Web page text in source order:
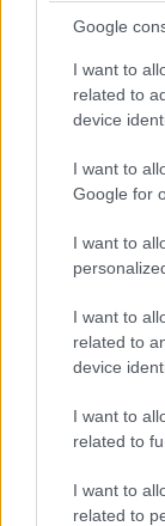
Google
I want to
related to
device
I want to
Google for
I want to
I want to
related to
device
I want to
related to
I want to
related to